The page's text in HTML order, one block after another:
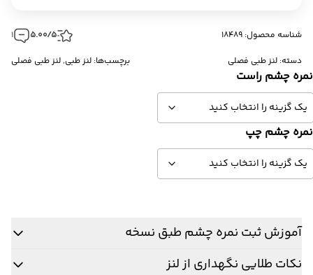
شناسه محصول: 18489 5.00/5
1
دسته: لنز طبی فصلی برچسب‌ها: لنز طبی,لنز طبی فصلی
نمره چشم راست
نمره چشم چپ
آموزش ثبت نمره چشم طبق نسخه
نکات طلایی نگهداری از لنز